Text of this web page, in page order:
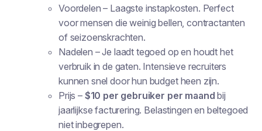
Voordelen – Laagste instapkosten. Perfect
voor mensen die weinig bellen, contractanten
of seizoenskrachten.
Nadelen – Je laadt tegoed op en houdt het
verbruik in de gaten. Intensieve recruiters
kunnen snel door hun budget heen zijn.
Prijs – $10 per gebruiker per maand bij
jaarlijkse facturering. Belastingen en beltegoed
niet inbegrepen.